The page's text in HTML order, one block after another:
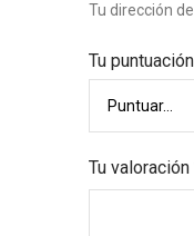
Tu dirección
Tu puntuación
Tu valoración